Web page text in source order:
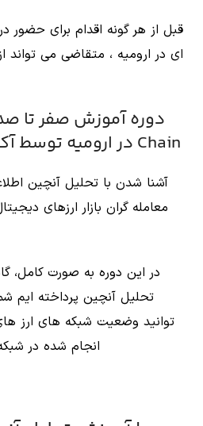
قبل از هر گونه اقدام برای حضور
ای در ارومیه ، متقاضی می تواند
Chain در ارومیه توسط آکادمی کمال قزلباش
آشنا شدن با تحلیل آنچین
معامله گران بازار ارزهای
در این دوره به صورت کامل،
تحلیل آنچین پرداخته ایم
توانید وضعیت شبکه های ارز
انجام شده در